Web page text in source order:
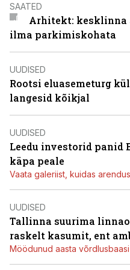
SAATED
Arhitekt: kesklinna
ilma parkimiskohata
UUDISED
Rootsi eluasemeturg
langesid kõikjal
UUDISED
Leedu investorid panid
käpa peale
Vaata galeriist, kuidas
UUDISED
Tallinna suurima
raskelt kasumit, ent
Möödunud aasta